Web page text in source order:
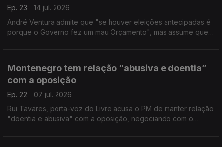
Ep. 23
14 jul. 2026
André Ventura admite que "se houver eleições antecipadas é
porque o Governo fez um mau Orçamento", mas assume que
Montenegro tem relação “abusiva e doentia”
com a oposição
Ep. 22
07 jul. 2026
Rui Tavares, porta-voz do Livre acusa o PM de manter relação
"doentia e abusiva" com a oposição, negociando com o